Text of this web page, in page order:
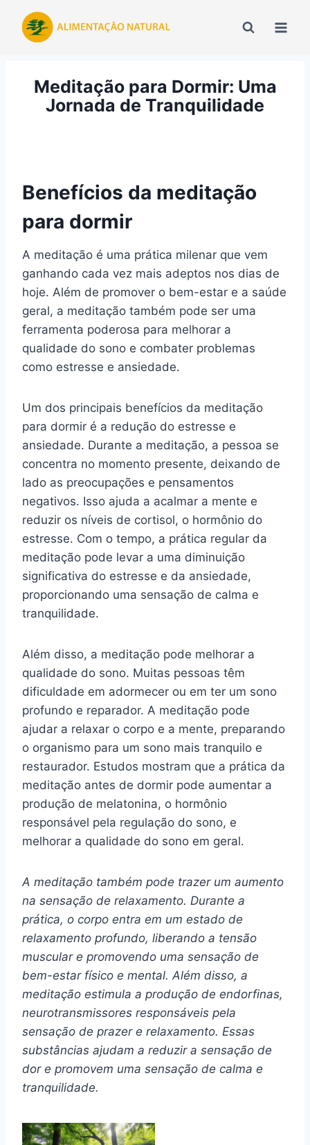
para
Meditação para Dormir: Uma
Jornada de Tranquilidade
Benefícios da meditação
para dormir
A meditação é uma prática milenar que vem
ganhando cada vez mais adeptos nos dias de
hoje. Além de promover o bem-estar e a saúde
geral, a meditação também pode ser uma
ferramenta poderosa para melhorar a
qualidade do sono e combater problemas
como estresse e ansiedade.
Um dos principais benefícios da meditação
para dormir é a redução do estresse e
ansiedade. Durante a meditação, a pessoa se
concentra no momento presente, deixando de
lado as preocupações e pensamentos
negativos. Isso ajuda a acalmar a mente e
reduzir os níveis de cortisol, o hormônio do
estresse. Com o tempo, a prática regular da
meditação pode levar a uma diminuição
significativa do estresse e da ansiedade,
proporcionando uma sensação de calma e
tranquilidade.
Além disso, a meditação pode melhorar a
qualidade do sono. Muitas pessoas têm
dificuldade em adormecer ou em ter um sono
profundo e reparador. A meditação pode
ajudar a relaxar o corpo e a mente, preparando
o organismo para um sono mais tranquilo e
restaurador. Estudos mostram que a prática da
meditação antes de dormir pode aumentar a
produção de melatonina, o hormônio
responsável pela regulação do sono, e
melhorar a qualidade do sono em geral.
A meditação também pode trazer um aumento
na sensação de relaxamento. Durante a
prática, o corpo entra em um estado de
relaxamento profundo, liberando a tensão
muscular e promovendo uma sensação de
bem-estar físico e mental. Além disso, a
meditação estimula a produção de endorfinas,
neurotransmissores responsáveis pela
sensação de prazer e relaxamento. Essas
substâncias ajudam a reduzir a sensação de
dor e promovem uma sensação de calma e
tranquilidade.